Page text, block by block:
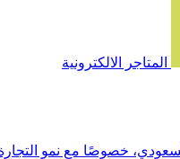
المتاجر الالكترونية
خصوصًا مع نمو